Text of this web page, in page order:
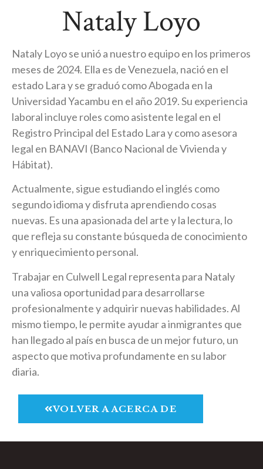
Nataly Loyo
Nataly Loyo se unió a nuestro equipo en los primeros
meses de 2024. Ella es de Venezuela, nació en el
estado Lara y se graduó como Abogada en la
Universidad Yacambu en el año 2019. Su experiencia
laboral incluye roles como asistente legal en el
Registro Principal del Estado Lara y como asesora
legal en BANAVI (Banco Nacional de Vivienda y
Hábitat).
Actualmente, sigue estudiando el inglés como
segundo idioma y disfruta aprendiendo cosas
nuevas. Es una apasionada del arte y la lectura, lo
que refleja su constante búsqueda de conocimiento
y enriquecimiento personal.
Trabajar en Culwell Legal representa para Nataly
una valiosa oportunidad para desarrollarse
profesionalmente y adquirir nuevas habilidades. Al
mismo tiempo, le permite ayudar a inmigrantes que
han llegado al país en busca de un mejor futuro, un
aspecto que motiva profundamente en su labor
diaria.
VOLVER A ACERCA DE